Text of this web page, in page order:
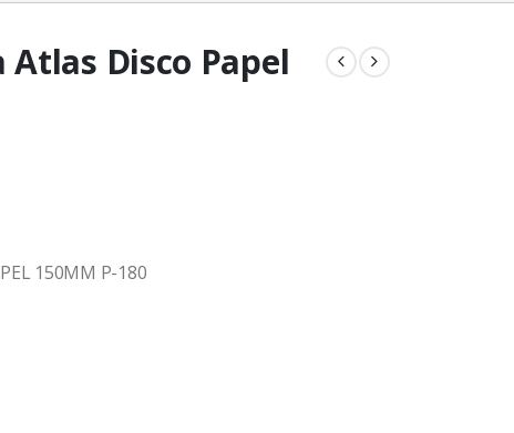
Disco Papel
150MM P-180